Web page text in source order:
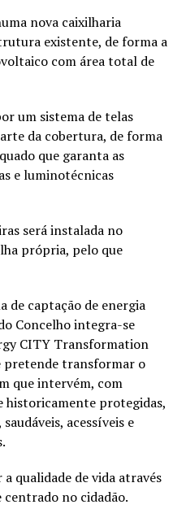
nova caixilharia
existente, de forma a
com área total de
um sistema de telas
da cobertura, de forma
que garanta as
e luminotécnicas
será instalada no
própria, pelo que
de captação de energia
Concelho integra-se
CITY Transformation
pretende transformar o
que intervém, com
historicamente protegidas,
acessíveis e
qualidade de vida através
no cidadão.